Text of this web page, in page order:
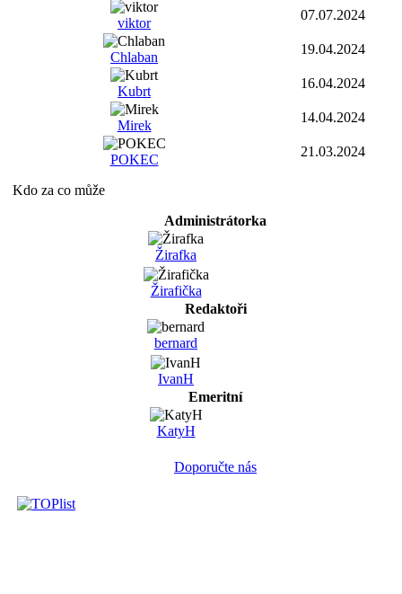
viktor
07.07.2024
Chlaban
19.04.2024
Kubrt
16.04.2024
Mirek
14.04.2024
POKEC
21.03.2024
Kdo za co může
Administrátorka
Žirafka
Žirafička
Redaktoři
bernard
IvanH
Emeritní
KatyH
Doporučte nás